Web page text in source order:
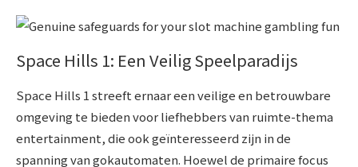
Space Hills 1: Een Veilig Speelparadijs
Space Hills 1 streeft ernaar een veilige en betrouwbare
omgeving te bieden voor liefhebbers van ruimte-thema
entertainment, die ook geïnteresseerd zijn in de
spanning van gokautomaten. Hoewel de primaire focus